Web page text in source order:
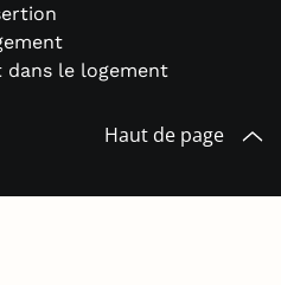
dans le logement
Haut de page